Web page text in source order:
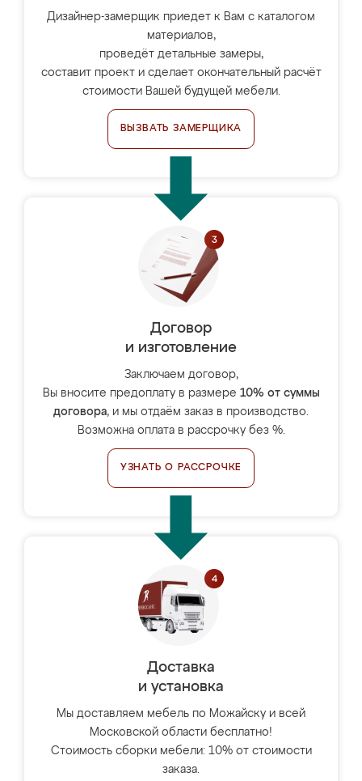
Дизайнер-замерщик приедет к Вам с каталогом
материалов,
проведёт детальные замеры,
составит проект и сделает окончательный расчёт
стоимости Вашей будущей мебели.
ВЫЗВАТЬ ЗАМЕРЩИКА
Договор
и изготовление
Заключаем договор,
Вы вносите предоплату в размере 10% от суммы
договора, и мы отдаём заказ в производство.
Возможна оплата в рассрочку без %.
УЗНАТЬ О РАССРОЧКЕ
Доставка
и установка
Мы доставляем мебель по Можайску и всей
Московской области бесплатно!
Стоимость сборки мебели: 10% от стоимости
заказа.